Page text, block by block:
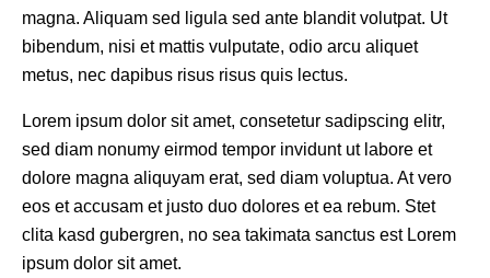
magna. Aliquam sed ligula sed ante blandit volutpat. Ut
bibendum, nisi et mattis vulputate, odio arcu aliquet
metus, nec dapibus risus risus quis lectus.
Lorem ipsum dolor sit amet, consetetur sadipscing elitr,
sed diam nonumy eirmod tempor invidunt ut labore et
dolore magna aliquyam erat, sed diam voluptua. At vero
eos et accusam et justo duo dolores et ea rebum. Stet
clita kasd gubergren, no sea takimata sanctus est Lorem
ipsum dolor sit amet.